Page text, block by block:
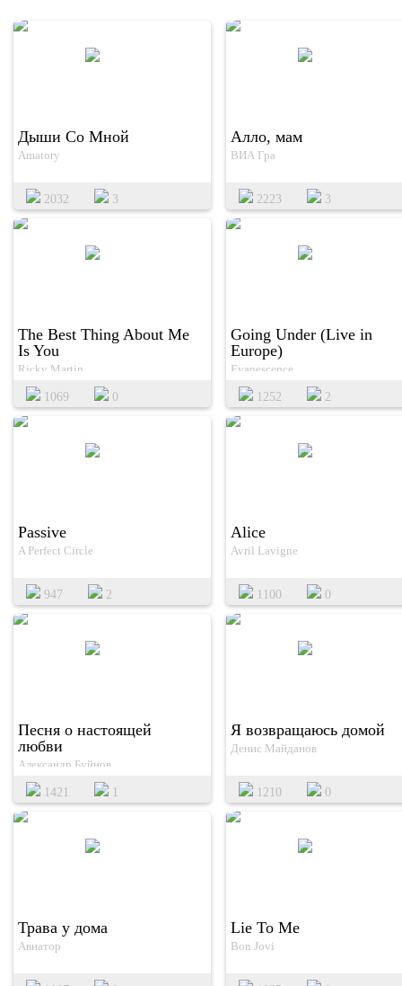
Дыши Со Мной
Amatory
2032 3
Алло, мам
ВИА Гра
2223 3
The Best Thing About Me
Is You
Ricky Martin
1069 0
Going Under (Live in
Europe)
Evanescence
1252 2
Passive
A Perfect Circle
947 2
Alice
Avril Lavigne
1100 0
Песня о настоящей
любви
Александр Буйнов
1421 1
Я возвращаюсь домой
Денис Майданов
1210 0
Трава у дома
Авиатор
Lie To Me
Bon Jovi